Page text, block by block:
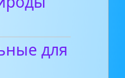
для